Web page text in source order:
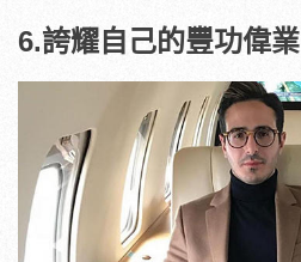
6.誇耀自己的豐功偉業